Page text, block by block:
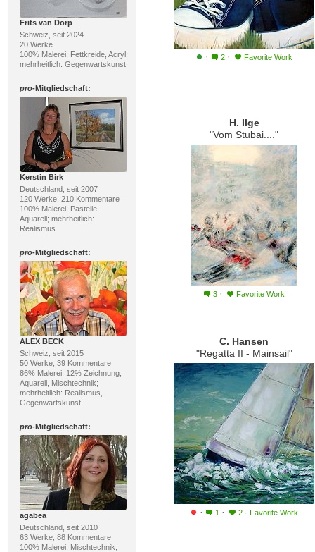
Frits van Dorp
Schweiz, seit 2024
20 Werke
100% Malerei; Fettkreide, Acryl;
mehrheitlich: Gegenwartskunst
pro-Mitgliedschaft:
Kerstin Birk
Deutschland, seit 2007
120 Werke, 210 Kommentare
100% Malerei; Pastelle,
Aquarell; mehrheitlich:
Realismus
pro-Mitgliedschaft:
ALEX BECK
Schweiz, seit 2015
50 Werke, 39 Kommentare
86% Malerei, 12% Zeichnung;
Aquarell, Mischtechnik;
mehrheitlich: Realismus,
Gegenwartskunst
pro-Mitgliedschaft:
agabea
Deutschland, seit 2010
63 Werke, 88 Kommentare
100% Malerei; Mischtechnik,
· 2 · Favorite Work
H. Ilge
"Vom Stubai...."
3 · Favorite Work
C. Hansen
"Regatta II - Mainsail"
· 1 · 2 · Favorite Work